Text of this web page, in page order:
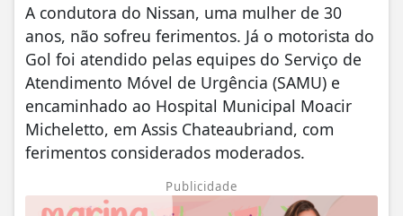
A condutora do Nissan, uma mulher de 30
anos, não sofreu ferimentos. Já o motorista do
Gol foi atendido pelas equipes do Serviço de
Atendimento Móvel de Urgência (SAMU) e
encaminhado ao Hospital Municipal Moacir
Micheletto, em Assis Chateaubriand, com
ferimentos considerados moderados.
Publicidade